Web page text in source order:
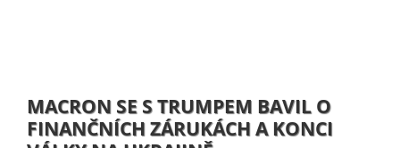
MACRON SE S TRUMPEM BAVIL O
FINANČNÍCH ZÁRUKÁCH A KONCI